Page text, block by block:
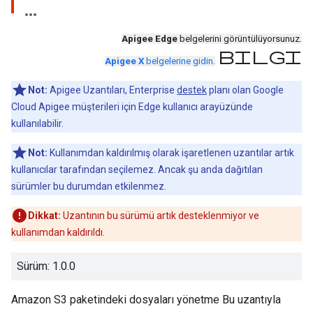
Apigee Edge belgelerini görüntülüyorsunuz.
Apigee X belgelerine gidin. bilgi
Not: Apigee Uzantıları, Enterprise destekplanı olan Google
Cloud Apigee müşterileri için Edge kullanıcı arayüzünde
kullanılabilir.
Not: Kullanımdan kaldırılmış olarak işaretlenen uzantılar artık
kullanıcılar tarafından seçilemez. Ancak şu anda dağıtılan
sürümler bu durumdan etkilenmez.
Dikkat: Uzantının bu sürümü artık desteklenmiyor ve
kullanımdan kaldırıldı.
Sürüm: 1.0.0
Amazon S3 paketindeki dosyaları yönetme Bu uzantıyla